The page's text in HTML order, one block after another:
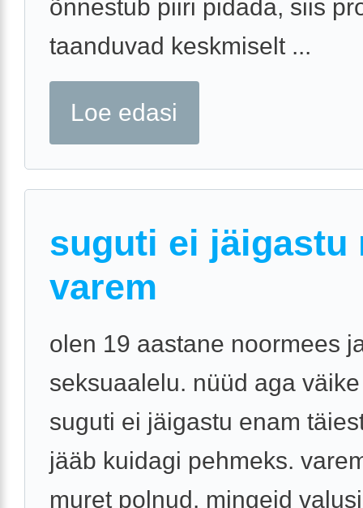
õnnestub piiri pidada, siis
taanduvad keskmiselt ...
Loe edasi
suguti ei jäigastu
varem
olen 19 aastane noormees
seksuaalelu. nüüd aga
suguti ei jäigastu enam
jääb kuidagi pehmeks.
muret polnud. mingeid